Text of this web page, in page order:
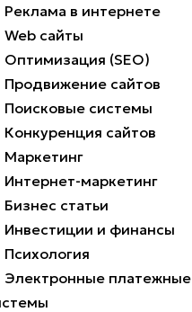
Реклама в интернете
Web сайты
Оптимизация (SEO)
Продвижение сайтов
Поисковые системы
Конкуренция сайтов
Маркетинг
Интернет-маркетинг
Бизнес статьи
Инвестиции и финансы
Психология
Электронные платежные